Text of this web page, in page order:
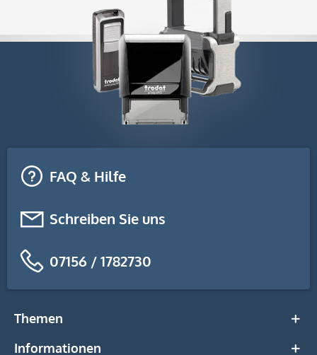
FAQ & Hilfe
Schreiben Sie uns
07156 / 1782730
Themen
Informationen